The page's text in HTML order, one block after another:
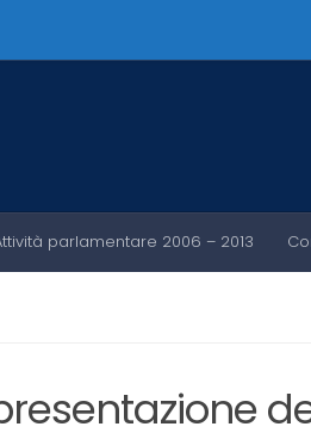
parlamentare 2006 – 2013